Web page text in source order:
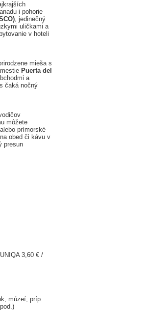
i pohorie
, jedinečný
uličkami a
v hoteli
mieša s
Puerta del
a
čaká nočný
môžete
alebo prímorské
obed či kávu v
presun
3,60 € /
múzeí, príp.